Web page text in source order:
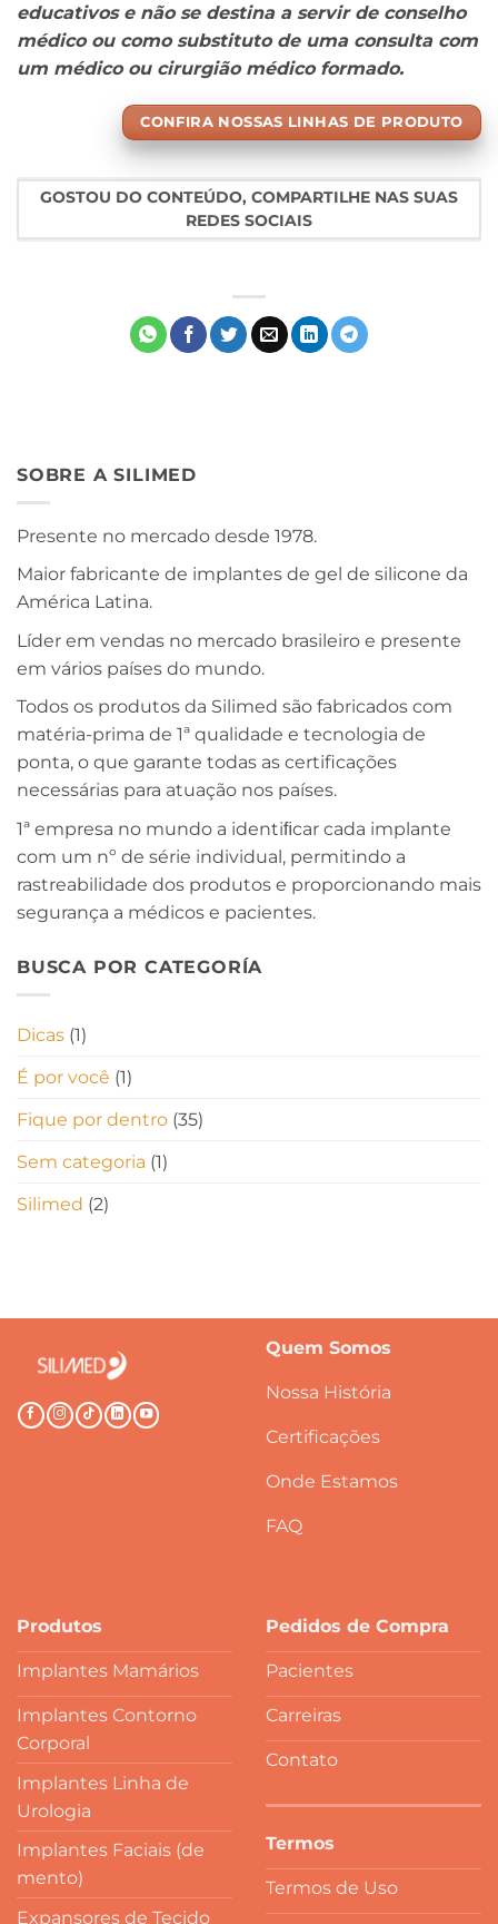
educativos e não se destina a servir de conselho
médico ou como substituto de uma consulta com
um médico ou cirurgião médico formado.
CONFIRA NOSSAS LINHAS DE PRODUTO
GOSTOU DO CONTEÚDO, COMPARTILHE NAS SUAS
REDES SOCIAIS
SOBRE A SILIMED
Presente no mercado desde 1978.
Maior fabricante de implantes de gel de silicone da
América Latina.
Líder em vendas no mercado brasileiro e presente
em vários países do mundo.
Todos os produtos da Silimed são fabricados com
matéria-prima de 1ª qualidade e tecnologia de
ponta, o que garante todas as certificações
necessárias para atuação nos países.
1ª empresa no mundo a identiﬁcar cada implante
com um nº de série individual, permitindo a
rastreabilidade dos produtos e proporcionando mais
segurança a médicos e pacientes.
BUSCA POR CATEGORÍA
Dicas (1)
É por você (1)
Fique por dentro (35)
Sem categoria (1)
Silimed (2)
Quem Somos
Nossa História
Certificações
Onde Estamos
FAQ
Produtos
Implantes Mamários
Implantes Contorno
Corporal
Implantes Linha de
Urologia
Implantes Faciais (de
mento)
Expansores de Tecido
Pedidos de Compra
Pacientes
Carreiras
Contato
Termos
Termos de Uso